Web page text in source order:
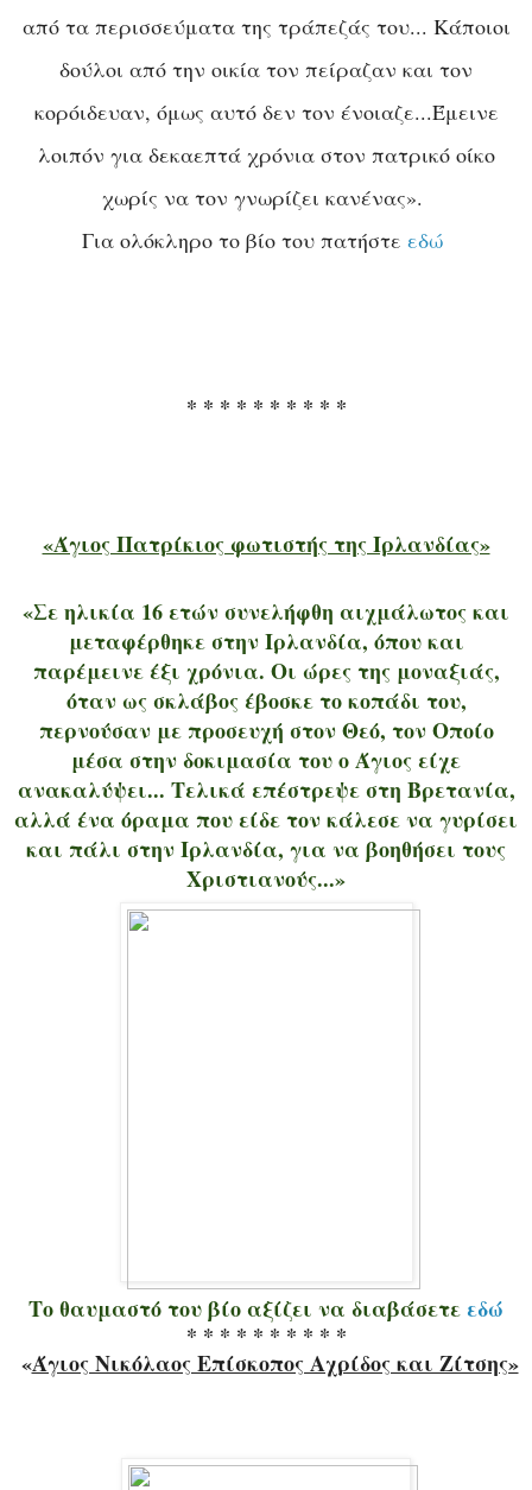
από τα περισσεύματα της τράπεζάς του... Κάποιοι
δούλοι από την οικία τον πείραζαν και τον
κορόιδευαν, όμως αυτό δεν τον ένοιαζε...Έμεινε
λοιπόν για δεκαεπτά χρόνια στον πατρικό οίκο
χωρίς να τον γνωρίζει κανένας».
Για ολόκληρο το βίο του πατήστε εδώ
* * * * * * * * * *
«Άγιος Πατρίκιος φωτιστής της Ιρλανδίας»
«Σε ηλικία 16 ετών συνελήφθη αιχμάλωτος και
μεταφέρθηκε στην Ιρλανδία, όπου και
παρέμεινε έξι χρόνια. Οι ώρες της μοναξιάς,
όταν ως σκλάβος έβοσκε το κοπάδι του,
περνούσαν με προσευχή στον Θεό, τον Οποίο
μέσα στην δοκιμασία του ο Άγιος είχε
ανακαλύψει... Τελικά επέστρεψε στη Βρετανία,
αλλά ένα όραμα που είδε τον κάλεσε να γυρίσει
και πάλι στην Ιρλανδία, για να βοηθήσει τους
Χριστιανούς...»
Το θαυμαστό του βίο αξίζει να διαβάσετεεδώ
* * * * * * * * * *
«Άγιος Νικόλαος Επίσκοπος Αχρίδος και Ζίτσης»